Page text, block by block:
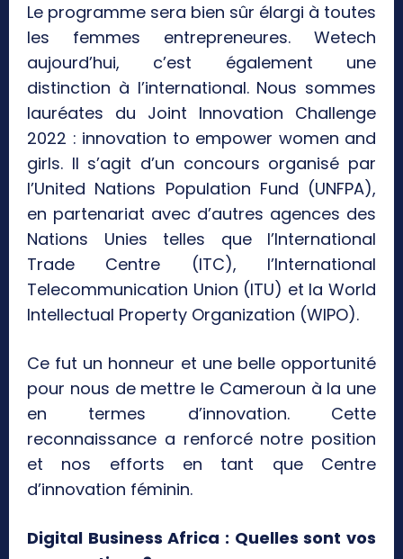
Le programme sera bien sûr élargi à toutes
les femmes entrepreneures. Wetech
aujourd’hui, c’est également une
distinction à l’international. Nous sommes
lauréates du Joint Innovation Challenge
2022 : innovation to empower women and
girls. Il s’agit d’un concours organisé par
l’United Nations Population Fund (UNFPA),
en partenariat avec d’autres agences des
Nations Unies telles que l’International
Trade Centre (ITC), l’International
Telecommunication Union (ITU) et la World
Intellectual Property Organization (WIPO).
Ce fut un honneur et une belle opportunité
pour nous de mettre le Cameroun à la une
en termes d’innovation. Cette
reconnaissance a renforcé notre position
et nos efforts en tant que Centre
d’innovation féminin.
Digital Business Africa : Quelles sont vos